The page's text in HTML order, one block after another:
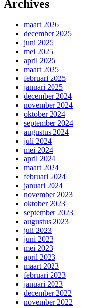
Archives
maart 2026
december 2025
juni 2025
mei 2025
april 2025
maart 2025
februari 2025
januari 2025
december 2024
november 2024
oktober 2024
september 2024
augustus 2024
juli 2024
mei 2024
april 2024
maart 2024
februari 2024
januari 2024
november 2023
oktober 2023
september 2023
augustus 2023
juli 2023
juni 2023
mei 2023
april 2023
maart 2023
februari 2023
januari 2023
december 2022
november 2022